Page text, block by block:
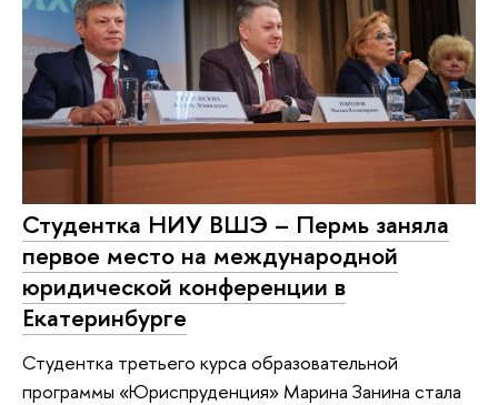
Студентка НИУ ВШЭ – Пермь заняла
первое место на международной
юридической конференции в
Екатеринбурге
Студентка третьего курса образовательной
программы «Юриспруденция» Марина Занина стала